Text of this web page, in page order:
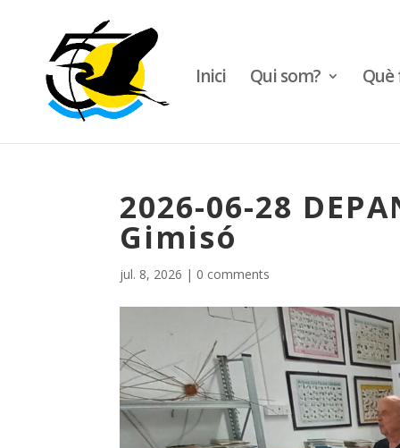
Inici Qui som? Què
2026-06-28
Gimisó
jul. 8, 2026 | 0 comments